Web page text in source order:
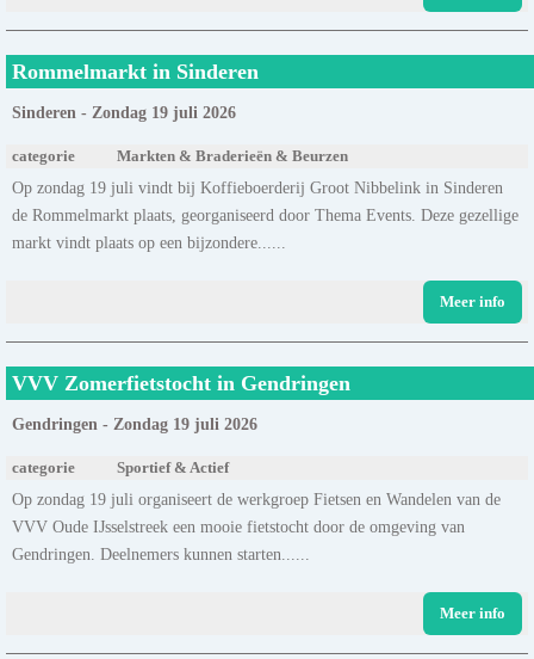
Rommelmarkt in Sinderen
Sinderen - Zondag 19 juli 2026
categorie Markten & Braderieën & Beurzen
Op zondag 19 juli vindt bij Koffieboerderij Groot Nibbelink in Sinderen
de Rommelmarkt plaats, georganiseerd door Thema Events. Deze gezellige
markt vindt plaats op een bijzondere......
Meer info
VVV Zomerfietstocht in Gendringen
Gendringen - Zondag 19 juli 2026
categorie Sportief & Actief
Op zondag 19 juli organiseert de werkgroep Fietsen en Wandelen van de
VVV Oude IJsselstreek een mooie fietstocht door de omgeving van
Gendringen. Deelnemers kunnen starten......
Meer info